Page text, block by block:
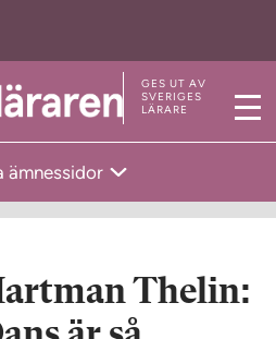
GES UT AV
SVERIGES
LÄRARE
M
ämnessidor
Thelin: